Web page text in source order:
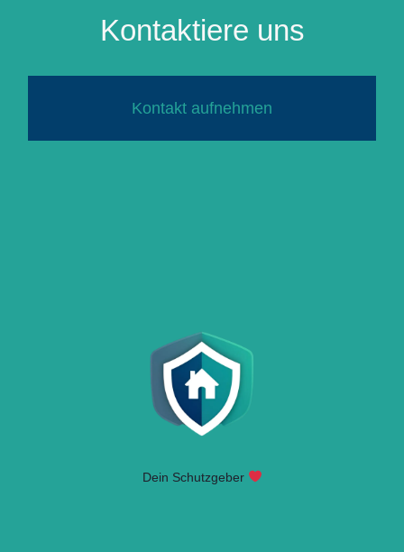
Kontaktiere uns
Kontakt aufnehmen
Dein Schutzgeber